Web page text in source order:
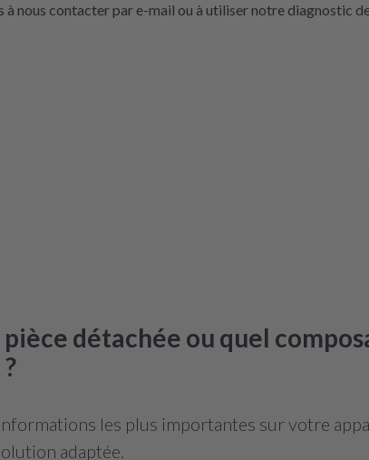
à nous contacter par e-mail ou à utiliser notre diagnostic
pièce détachée ou quel
les plus importantes sur votre
adaptée.